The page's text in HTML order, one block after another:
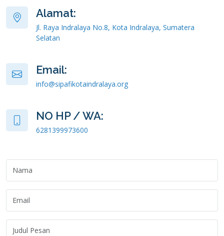
Alamat:
Jl. Raya Indralaya No.8, Kota Indralaya, Sumatera
Selatan
Email:
info@sipafikotaindralaya.org
NO HP / WA:
6281399973600